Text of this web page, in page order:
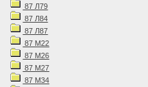
87 Л79
87 Л84
87 Л87
87 М22
87 М26
87 М27
87 М34